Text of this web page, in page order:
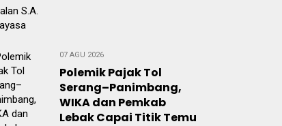
07 AGU 2026
Polemik Pajak Tol
Serang–Panimbang,
WIKA dan Pemkab
Lebak Capai Titik Temu